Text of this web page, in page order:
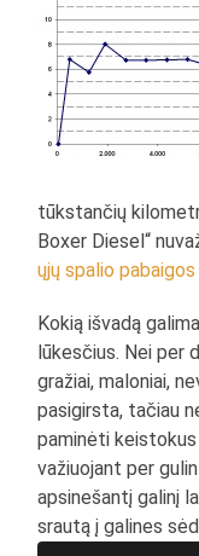
tūkstančių
Boxer Diesel“
ųjų spalio pabaigos
Kokią išvadą
lūkesčius. Nei per
gražiai, maloniai,
pasigirsta, tačiau
paminėti
važiuojant per
apsinešantį galinį
srautą į galines